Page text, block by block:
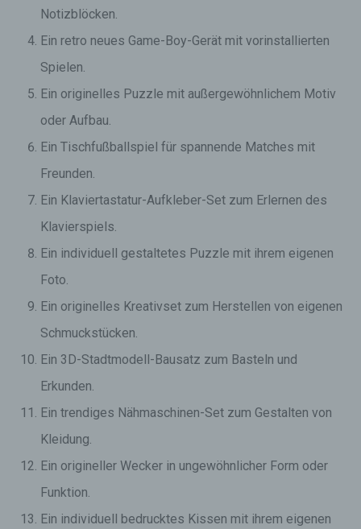
Notizblöcken.
Ein retro neues Game-Boy-Gerät mit vorinstallierten
Spielen.
Ein originelles Puzzle mit außergewöhnlichem Motiv
oder Aufbau.
Ein Tischfußballspiel für spannende Matches mit
Freunden.
Ein Klaviertastatur-Aufkleber-Set zum Erlernen des
Klavierspiels.
Ein individuell gestaltetes Puzzle mit ihrem eigenen
Foto.
Ein originelles Kreativset zum Herstellen von eigenen
Schmuckstücken.
Ein 3D-Stadtmodell-Bausatz zum Basteln und
Erkunden.
Ein trendiges Nähmaschinen-Set zum Gestalten von
Kleidung.
Ein origineller Wecker in ungewöhnlicher Form oder
Funktion.
Ein individuell bedrucktes Kissen mit ihrem eigenen